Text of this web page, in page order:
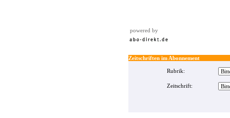
powered by
Zeitschriften im Abonnement
Rubrik:
Zeitschrift: